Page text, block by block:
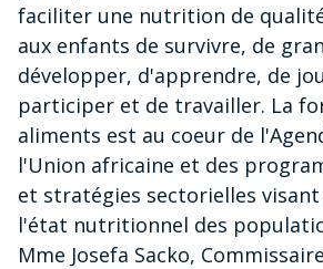
faciliter une nutrition de
aux enfants de survivre, de
développer, d'apprendre, de
participer et de travailler. La
aliments est au coeur de
l'Union africaine et des
et stratégies sectorielles
l'état nutritionnel des
Mme Josefa Sacko,